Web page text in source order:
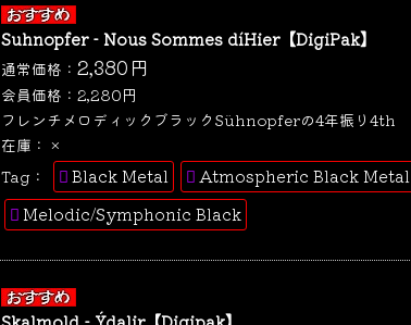
Suhnopfer - Nous Sommes díHier【DigiPak】
通常価格： 2,380 円
会員価格： 2,280円
フレンチメロディックブラックSühnopferの4年振り4th
在庫： ×
Tag：
Black Metal
Atmospheric Black Metal
Melodic/Symphonic Black